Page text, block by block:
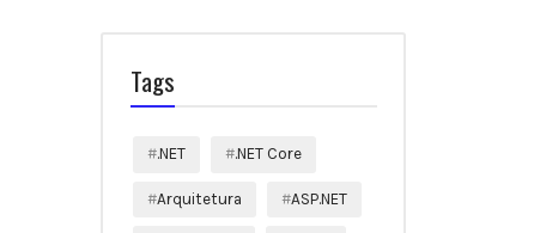
Tags
.NET .NET Core
Arquitetura ASP.NET